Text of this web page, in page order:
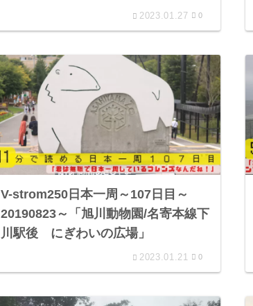
館、オホーツクシマリス公園、軽食
喫茶ジィジ、道の駅 パパスランドさ
2023.01.27 0
V-strom250日本一周～107日目～
20190823～「旭川動物園/名寄本線下
川駅後 にぎわいの広場」
2023.01.21 0